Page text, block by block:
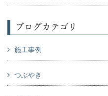
ブログカテゴリ
施工事例
つぶやき